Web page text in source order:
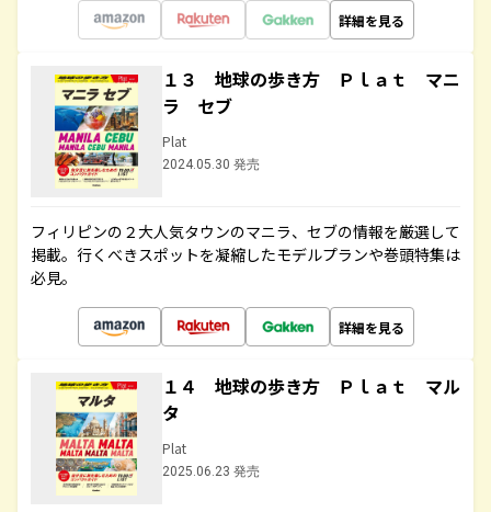
詳細を見る
１３ 地球の歩き方 Ｐｌａｔ マニ
ラ セブ
Plat
2024.05.30 発売
フィリピンの２大人気タウンのマニラ、セブの情報を厳選して
掲載。行くべきスポットを凝縮したモデルプランや巻頭特集は
必見。
詳細を見る
１４ 地球の歩き方 Ｐｌａｔ マル
タ
Plat
2025.06.23 発売